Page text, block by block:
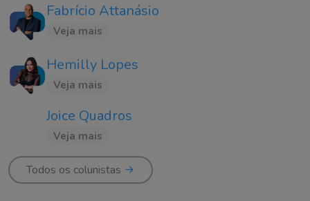
Fabrício Attanásio
Veja mais
Hemilly Lopes
Veja mais
Joice Quadros
Veja mais
Todos os colunistas